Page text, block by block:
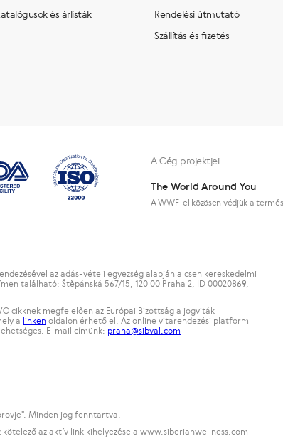
és árlisták
Rendelési útmutató
Szállítás és fizetés
A Cég projektjei:
The World Around You
A WWF-el közösen védjük a
az adás-vételi egyezség alapján a cseh kereskedelmi
található: Štěpánská 567/15, 120 00 Praha 2, ID 00020869,
cikknek megfelelően az Európai Bizottság a jogviták
a linkenoldalon érhető el. Az online vitarendezési platform
E-mail címünk: praha@sibval.com
Minden jog fenntartva.
az aktív link kihelyezése a www.siberianwellness.com